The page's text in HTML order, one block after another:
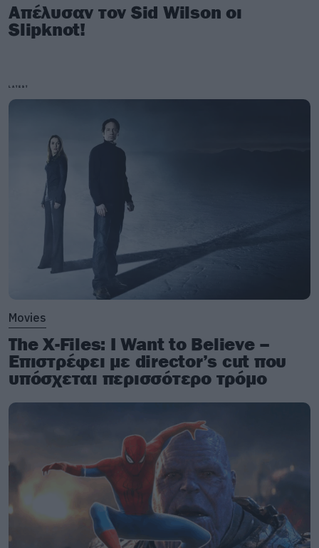
Απέλυσαν τον Sid Wilson οι
Slipknot!
LATEST
Movies
The X-Files: I Want to Believe –
Επιστρέφει με director’s cut που
υπόσχεται περισσότερο τρόμο